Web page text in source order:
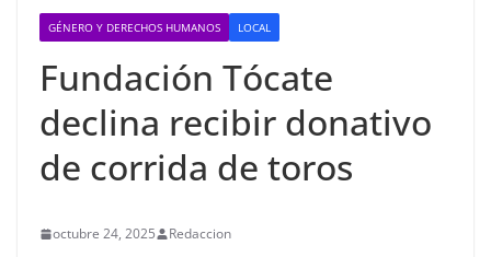
GÉNERO Y DERECHOS HUMANOS LOCAL
Fundación Tócate
declina recibir donativo
de corrida de toros
octubre 24, 2025 Redaccion